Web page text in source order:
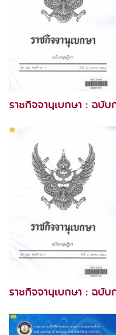
ราชกิจจานุเบกษา : ฉบั
ราชกิจจานุเบกษา : ฉบั